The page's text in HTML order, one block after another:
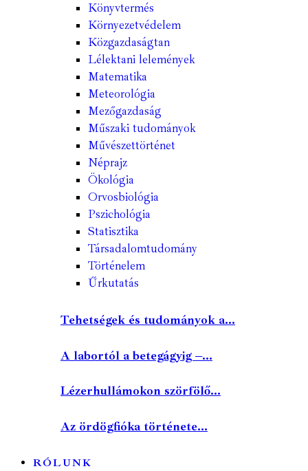
Könyvtermés
Környezetvédelem
Közgazdaságtan
Lélektani lelemények
Matematika
Meteorológia
Mezőgazdaság
Műszaki tudományok
Művészettörténet
Néprajz
Ökológia
Orvosbiológia
Pszichológia
Statisztika
Társadalomtudomány
Történelem
Űrkutatás
Tehetségek és tudományok a...
A labortól a betegágyig –...
Lézerhullámokon szörfölő...
Az ördögfióka története...
RÓLUNK